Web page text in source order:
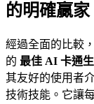
的明確贏家
經過全面的比較
的 最佳 AI 卡通
其友好的使用者
技術技能。它讓